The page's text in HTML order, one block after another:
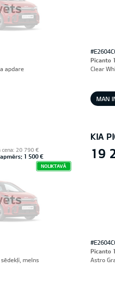
apdare
Picanto
Clear
MAN
cena: 20 790 €
1 500 €
NOLIKTAVĀ
sēdekļi, melns
KIA
19
Picanto
Astro